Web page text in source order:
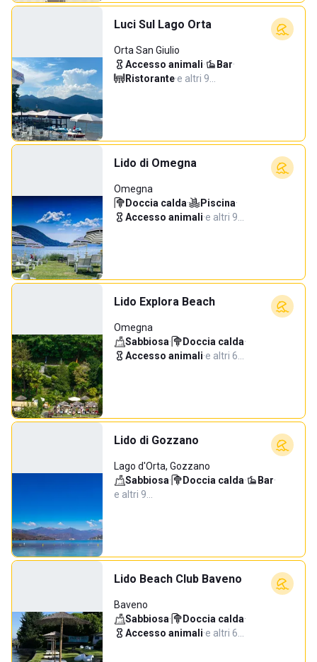
Luci Sul Lago Orta
Orta San Giulio
Accesso animali· Bar·
Ristorante·e altri 9…
Lido di Omegna
Omegna
Doccia calda· Piscina·
Accesso animali·e altri 9…
Lido Explora Beach
Omegna
Sabbiosa· Doccia calda·
Accesso animali·e altri 6…
Lido di Gozzano
Lago d'Orta, Gozzano
Sabbiosa· Doccia calda· Bar·
e altri 9…
Lido Beach Club Baveno
Baveno
Sabbiosa· Doccia calda·
Accesso animali·e altri 6…